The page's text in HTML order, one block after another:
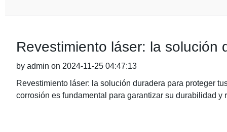
Revestimiento láser: la solución
by admin on 2024-11-25 04:47:13
Revestimiento láser: la solución duradera para proteger
corrosión es fundamental para garantizar su durabilidad y